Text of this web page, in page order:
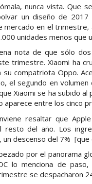
nunca vista.
un diseño de
mercado en el
unidades menos que
nota de que sólo
trimestre. Xiaomi ha
compatriota Oppo.
el segundo en
Xiaomi se ha subido
aparece entre los cinco
resaltar que
resto del año. Los
un descenso del 7%
por el panorama
lo menciona de paso,
se despacharon